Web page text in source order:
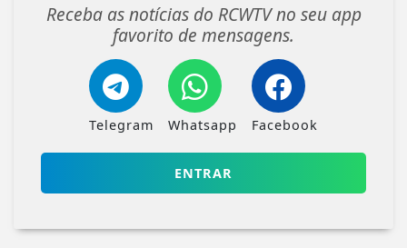
Receba as notícias do RCWTV no seu app
favorito de mensagens.
Telegram Whatsapp Facebook
ENTRAR